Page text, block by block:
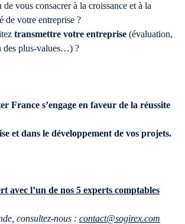
de vous consacrer à la croissance et à la
de votre entreprise ?
transmettre votre entreprise (évaluation,
des plus-values…) ?
France s’engage en faveur de la réussite
et dans le développement de vos projets.
avec l’un de nos 5 experts comptables
consultez-nous : contact@sogirex.com